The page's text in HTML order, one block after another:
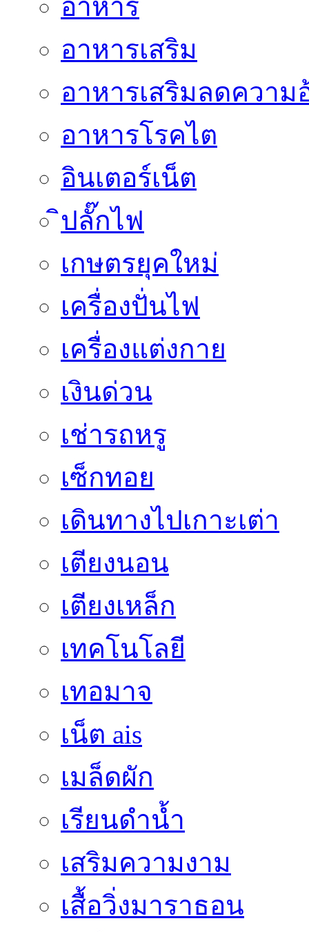
อาหาร
อาหารเสริม
อาหารเสริมลดความ
อาหารโรคไต
อินเตอร์เน็ต
ิปลั๊กไฟ
เกษตรยุคใหม่
เครื่องปั่นไฟ
เครื่องแต่งกาย
เงินด่วน
เช่ารถหรู
เซ็กทอย
เดินทางไปเกาะเต่า
เตียงนอน
เตียงเหล็ก
เทคโนโลยี
เทอมาจ
เน็ต ais
เมล็ดผัก
เรียนดำน้ำ
เสริมความงาม
เสื้อวิ่งมาราธอน